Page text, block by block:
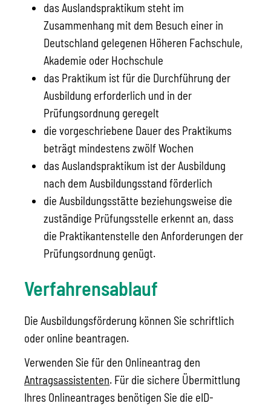
das Auslandspraktikum steht im
Zusammenhang mit dem Besuch einer in
Deutschland gelegenen Höheren Fachschule,
Akademie oder Hochschule
das Praktikum ist für die Durchführung der
Ausbildung erforderlich und in der
Prüfungsordnung geregelt
die vorgeschriebene Dauer des Praktikums
beträgt mindestens zwölf Wochen
das Auslandspraktikum ist der Ausbildung
nach dem Ausbildungsstand förderlich
die Ausbildungsstätte beziehungsweise die
zuständige Prüfungsstelle erkennt an, dass
die Praktikantenstelle den Anforderungen der
Prüfungsordnung genügt.
Verfahrensablauf
Die Ausbildungsförderung können Sie schriftlich
oder online beantragen.
Verwenden Sie für den Onlineantrag den
Antragsassistenten. Für die sichere Übermittlung
Ihres Onlineantrages benötigen Sie die eID-